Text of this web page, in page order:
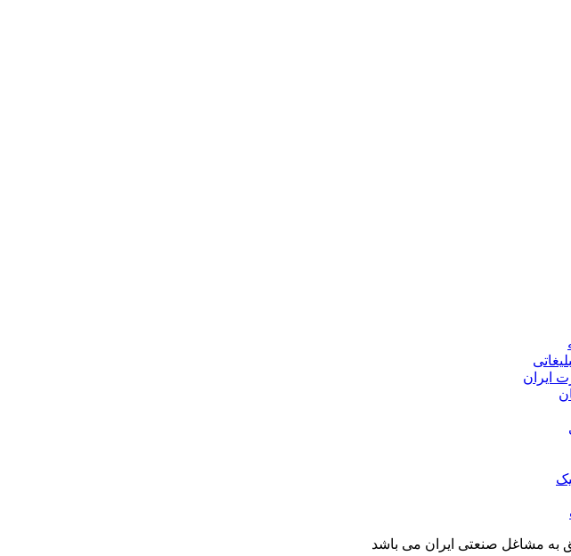
ایران
به مشاغل صنعتی ایران می باشد